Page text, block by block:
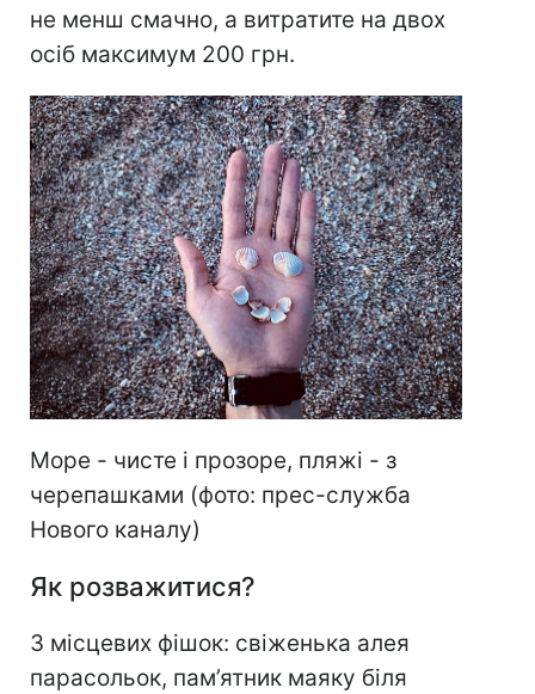
не менш смачно, а витратите на двох
осіб максимум 200 грн.
Море - чисте і прозоре, пляжі - з
черепашками (фото: прес-служба
Нового каналу)
Як розважитися?
З місцевих фішок: свіженька алея
парасольок, пам’ятник маяку біля